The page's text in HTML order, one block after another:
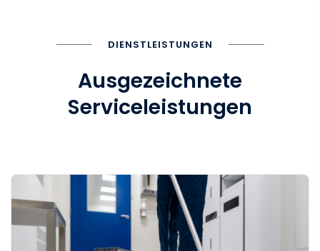
DIENSTLEISTUNGEN
Ausgezeichnete
Serviceleistungen